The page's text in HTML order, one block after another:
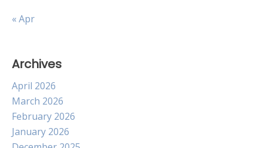
« Apr
Archives
April 2026
March 2026
February 2026
January 2026